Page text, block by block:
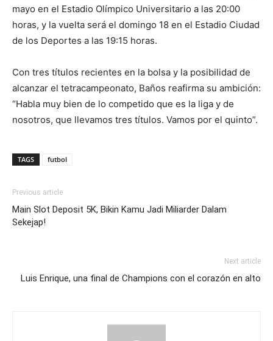
mayo en el Estadio Olímpico Universitario a las 20:00
horas, y la vuelta será el domingo 18 en el Estadio Ciudad
de los Deportes a las 19:15 horas.
Con tres títulos recientes en la bolsa y la posibilidad de
alcanzar el tetracampeonato, Baños reafirma su ambición:
“Habla muy bien de lo competido que es la liga y de
nosotros, que llevamos tres títulos. Vamos por el quinto”.
TAGS futbol
Previous article
Main Slot Deposit 5K, Bikin Kamu Jadi Miliarder Dalam
Sekejap!
Next article
Luis Enrique, una final de Champions con el corazón en alto